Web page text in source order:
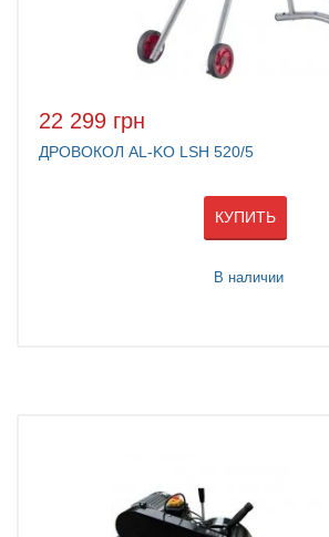
22 299 грн
ДРОВОКОЛ AL-KO LSH 520/5
КУПИТЬ
В наличии